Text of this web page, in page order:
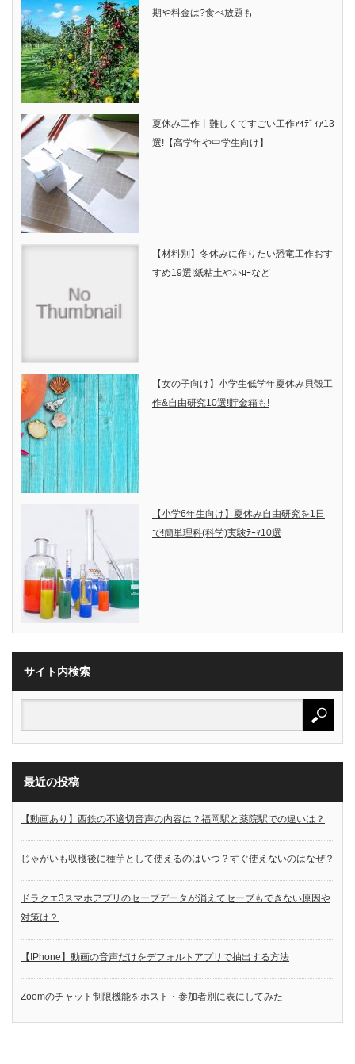
期や料金は?食べ放題も
夏休み工作丨難しくてすごい工作ｱｲﾃﾞｨｱ13
選!【高学年や中学生向け】
【材料別】冬休みに作りたい恐竜工作おす
すめ19選!紙粘土やｽﾄﾛｰなど
【女の子向け】小学生低学年夏休み貝殻工
作&自由研究10選!貯金箱も!
【小学6年生向け】夏休み自由研究を1日
で!簡単理科(科学)実験ﾃｰﾏ10選
サイト内検索
最近の投稿
【動画あり】西鉄の不適切音声の内容は？福岡駅と薬院駅での違いは？
じゃがいも収穫後に種芋として使えるのはいつ？すぐ使えないのはなぜ？
ドラクエ3スマホアプリのセーブデータが消えてセーブもできない原因や
対策は？
【IPhone】動画の音声だけをデフォルトアプリで抽出する方法
Zoomのチャット制限機能をホスト・参加者別に表にしてみた